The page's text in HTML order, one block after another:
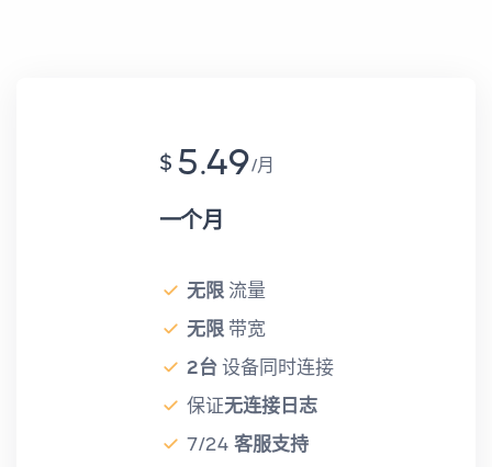
$ 5.49 月
一个月
无限 流量
无限 带宽
2台 设备同时连接
保证无连接日志
7/24 客服支持